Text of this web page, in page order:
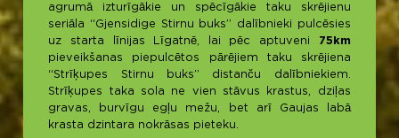
agrumā izturīgākie un spēcīgākie taku skrējienu
seriāla “Gjensidige Stirnu buks” dalībnieki pulcēsies
uz starta līnijas Līgatnē, lai pēc aptuveni
75km
pieveikšanas piepulcētos pārējiem taku skrējiena
“Strīķupes Stirnu buks” distanču dalībniekiem.
Strīķupes taka sola ne vien stāvus krastus, dziļas
gravas, burvīgu egļu mežu, bet arī Gaujas labā
krasta dzintara nokrāsas pieteku.